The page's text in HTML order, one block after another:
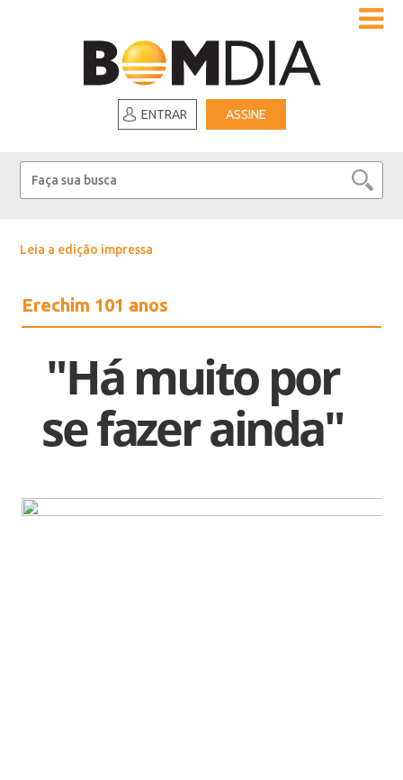
ENTRAR ASSINE
Leia a edição impressa
Erechim 101 anos
"Há muito por
se fazer ainda"